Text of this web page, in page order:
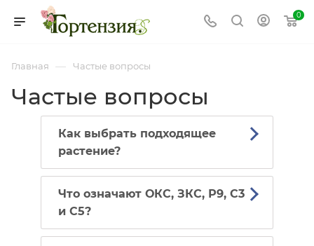
0
Главная — Частые вопросы
Частые вопросы
Как выбрать подходящее
растение?
Что означают ОКС, ЗКС, Р9, С3
и С5?